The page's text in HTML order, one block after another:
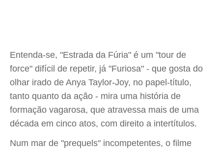
Entenda-se, "Estrada da Fúria" é um "tour de
force" difícil de repetir, já "Furiosa" - que gosta do
olhar irado de Anya Taylor-Joy, no papel-título,
tanto quanto da ação - mira uma história de
formação vagarosa, que atravessa mais de uma
década em cinco atos, com direito a intertítulos.
Num mar de "prequels" incompetentes, o filme